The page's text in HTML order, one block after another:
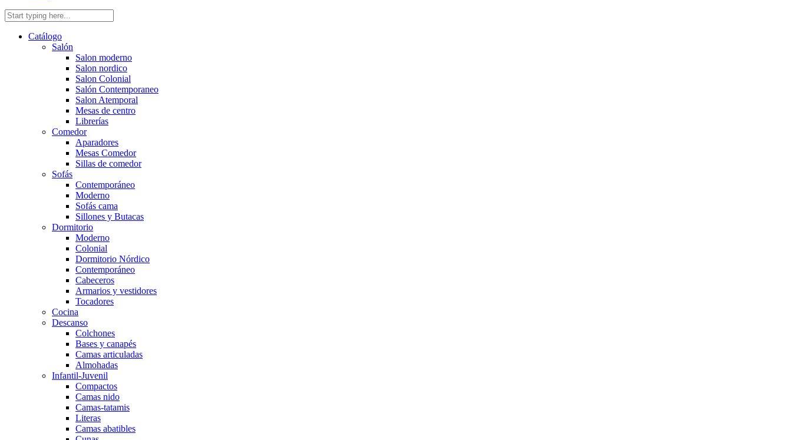
Catálogo
Salón
Salon moderno
Salon nordico
Salon Colonial
Salón Contemporaneo
Salon Atemporal
Mesas de centro
Librerías
Comedor
Aparadores
Mesas Comedor
Sillas de comedor
Sofás
Contemporáneo
Moderno
Sofás cama
Sillones y Butacas
Dormitorio
Moderno
Colonial
Dormitorio Nórdico
Contemporáneo
Cabeceros
Armarios y vestidores
Tocadores
Cocina
Descanso
Colchones
Bases y canapés
Camas articuladas
Almohadas
Infantil-Juvenil
Compactos
Camas nido
Camas-tatamis
Literas
Camas abatibles